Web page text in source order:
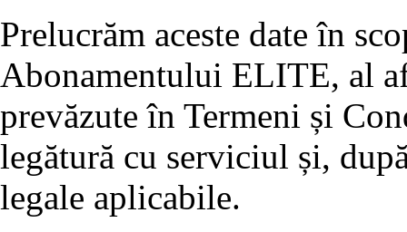
Prelucrăm aceste date în
Abonamentului ELITE, al
prevăzute în Termeni și
legătură cu serviciul și,
legale aplicabile.